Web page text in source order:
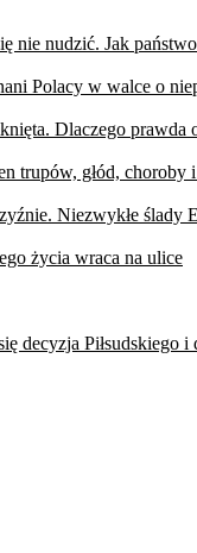
nie nudzić. Jak
Polacy w walce o
Dlaczego prawda
trupów, głód,
Niezwykłe ślady
życia wraca na ulice
decyzja Piłsudskiego